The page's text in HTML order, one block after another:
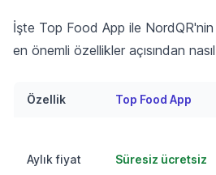
İşte Top Food App ile
en önemli özellikler açısından nasıl
Özellik Top Food App
Aylık fiyat Süresiz ücretsiz